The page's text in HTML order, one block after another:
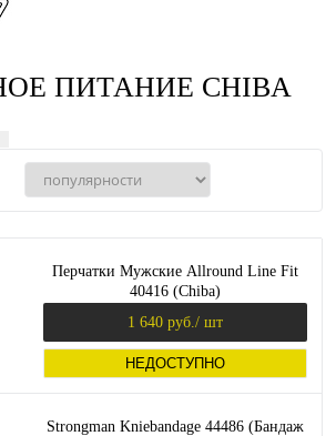
ПИТАНИЕ CHIBA
Перчатки Мужские Allround Line Fit
40416 (Chiba)
1 640 руб. / шт
НЕДОСТУПНО
Strongman Kniebandage 44486 (Бандаж